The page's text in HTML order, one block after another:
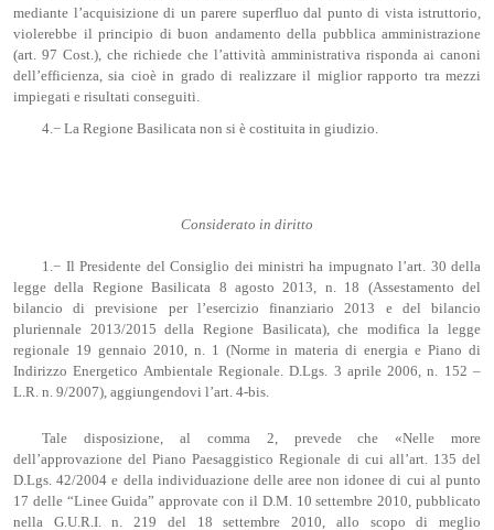
mediante l’acquisizione di un parere superfluo dal punto di vista istruttorio,
violerebbe il principio di buon andamento della pubblica amministrazione
(art. 97 Cost.), che richiede che l’attività amministrativa risponda ai canoni
dell’efficienza, sia cioè in grado di realizzare il miglior rapporto tra mezzi
impiegati e risultati conseguiti.
4.− La Regione Basilicata non si è costituita in giudizio.
Considerato in diritto
1.− Il Presidente del Consiglio dei ministri ha impugnato l’art. 30 della
legge della Regione Basilicata 8 agosto 2013, n. 18 (Assestamento del
bilancio di previsione per l’esercizio finanziario 2013 e del bilancio
pluriennale 2013/2015 della Regione Basilicata), che modifica la legge
regionale 19 gennaio 2010, n. 1 (Norme in materia di energia e Piano di
Indirizzo Energetico Ambientale Regionale. D.Lgs. 3 aprile 2006, n. 152 –
L.R. n. 9/2007), aggiungendovi l’art. 4-bis.
Tale disposizione, al comma 2, prevede che «Nelle more
dell’approvazione del Piano Paesaggistico Regionale di cui all’art. 135 del
D.Lgs. 42/2004 e della individuazione delle aree non idonee di cui al punto
17 delle “Linee Guida” approvate con il D.M. 10 settembre 2010, pubblicato
nella G.U.R.I. n. 219 del 18 settembre 2010, allo scopo di meglio